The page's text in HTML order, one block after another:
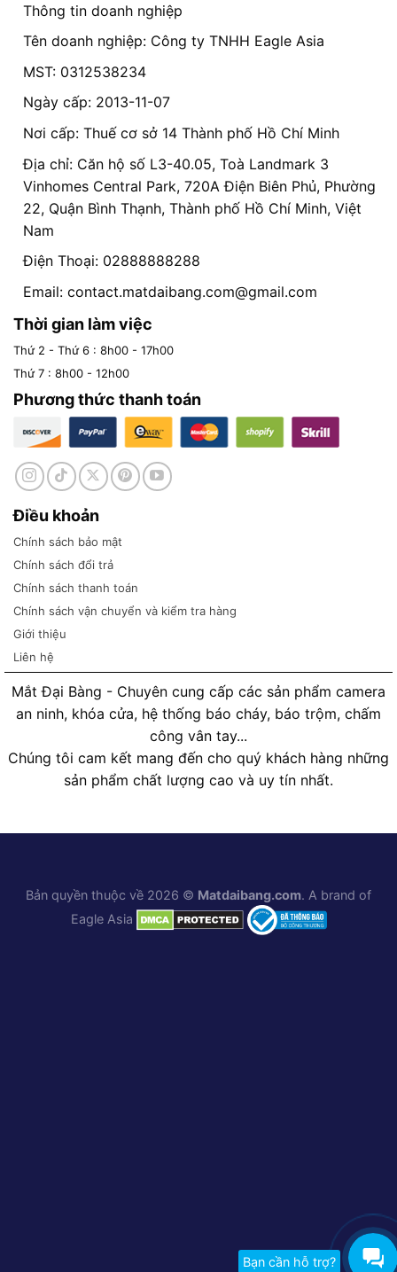
Thông tin doanh nghiệp
Tên doanh nghiệp: Công ty TNHH Eagle Asia
MST: 0312538234
Ngày cấp: 2013-11-07
Nơi cấp: Thuế cơ sở 14 Thành phố Hồ Chí Minh
Địa chỉ: Căn hộ số L3-40.05, Toà Landmark 3
Vinhomes Central Park, 720A Điện Biên Phủ, Phường
22, Quận Bình Thạnh, Thành phố Hồ Chí Minh, Việt
Nam
Điện Thoại: 02888888288
Email: contact.matdaibang.com@gmail.com
Thời gian làm việc
Thứ 2 - Thứ 6 : 8h00 - 17h00
Thứ 7 : 8h00 - 12h00
Phương thức thanh toán
Điều khoản
Chính sách bảo mật
Chính sách đổi trả
Chính sách thanh toán
Chính sách vận chuyển và kiểm tra hàng
Giới thiệu
Liên hệ
Mắt Đại Bàng - Chuyên cung cấp các sản phẩm camera
an ninh, khóa cửa, hệ thống báo cháy, báo trộm, chấm
công vân tay...
Chúng tôi cam kết mang đến cho quý khách hàng những
sản phẩm chất lượng cao và uy tín nhất.
Bạn cần hỗ trợ?
Bản quyền thuộc về 2026 © Matdaibang.com. A brand of
Eagle Asia